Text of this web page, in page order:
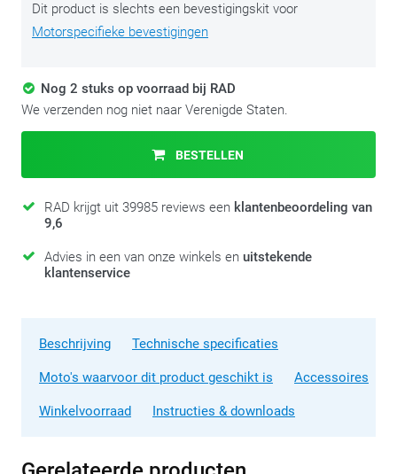
Dit product is slechts een bevestigingskit voor
Motorspecifieke bevestigingen
Nog 2 stuks op voorraad bij RAD
We verzenden nog niet naar Verenigde Staten.
BESTELLEN
RAD krijgt uit 39985 reviews een klantenbeoordeling van
9,6
Advies in een van onze winkels en uitstekende
klantenservice
Beschrijving Technische specificaties
Moto's waarvoor dit product geschikt is Accessoires
Winkelvoorraad Instructies & downloads